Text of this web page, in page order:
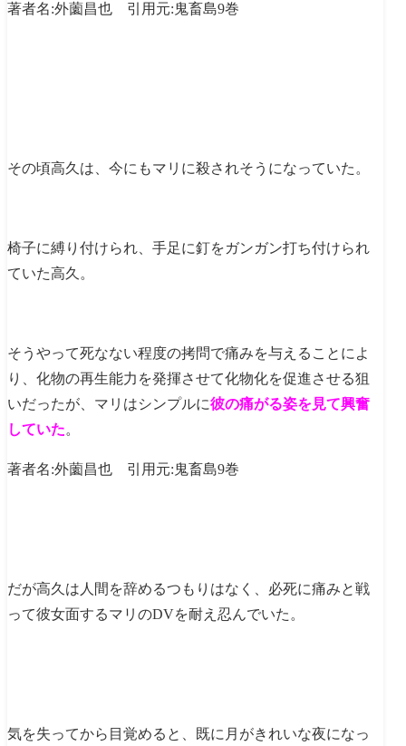
著者名:外薗昌也 引用元:鬼畜島9巻
その頃高久は、今にもマリに殺されそうになっていた。
椅子に縛り付けられ、手足に釘をガンガン打ち付けられ
ていた高久。
そうやって死なない程度の拷問で痛みを与えることによ
り、化物の再生能力を発揮させて化物化を促進させる狙
いだったが、マリはシンプルに彼の痛がる姿を見て興奮
していた。
著者名:外薗昌也 引用元:鬼畜島9巻
だが高久は人間を辞めるつもりはなく、必死に痛みと戦
って彼女面するマリのDVを耐え忍んでいた。
気を失ってから目覚めると、既に月がきれいな夜になっ